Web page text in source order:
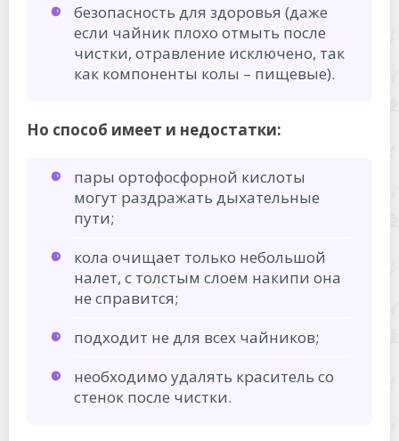
безопасность для здоровья (даже
если чайник плохо отмыть после
чистки, отравление исключено, так
как компоненты колы – пищевые).
Но способ имеет и недостатки:
пары ортофосфорной кислоты
могут раздражать дыхательные
пути;
кола очищает только небольшой
налет, с толстым слоем накипи она
не справится;
подходит не для всех чайников;
необходимо удалять краситель со
стенок после чистки.